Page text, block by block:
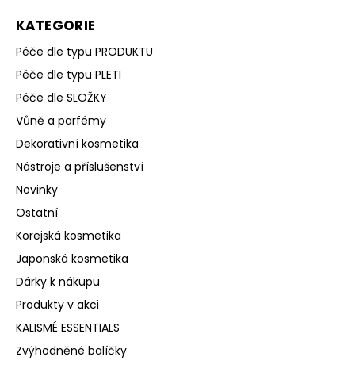
KATEGORIE
Péče dle typu PRODUKTU
Péče dle typu PLETI
Péče dle SLOŽKY
Vůně a parfémy
Dekorativní kosmetika
Nástroje a příslušenství
Novinky
Ostatní
Korejská kosmetika
Japonská kosmetika
Dárky k nákupu
Produkty v akci
KALISMÉ ESSENTIALS
Zvýhodněné balíčky